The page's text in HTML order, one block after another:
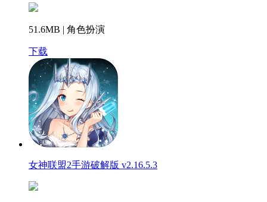
51.6MB | 角色扮演
下载
女神联盟2手游破解版 v2.16.5.3